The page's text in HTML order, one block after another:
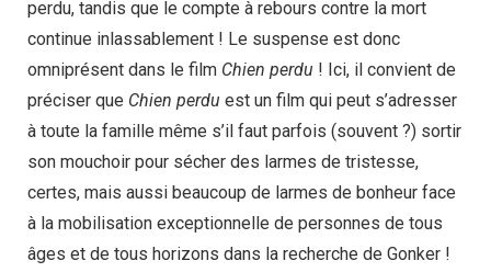
perdu, tandis que le compte à rebours contre la mort
continue inlassablement ! Le suspense est donc
omniprésent dans le film Chien perdu ! Ici, il convient de
préciser que Chien perdu est un film qui peut s’adresser
à toute la famille même s’il faut parfois (souvent ?) sortir
son mouchoir pour sécher des larmes de tristesse,
certes, mais aussi beaucoup de larmes de bonheur face
à la mobilisation exceptionnelle de personnes de tous
âges et de tous horizons dans la recherche de Gonker !